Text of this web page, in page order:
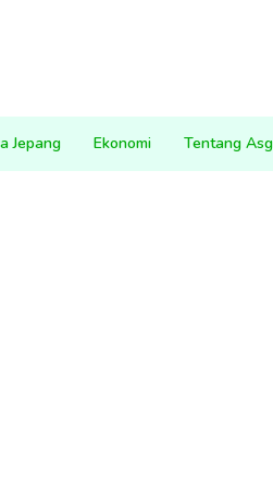
Jepang Ekonomi Tentang